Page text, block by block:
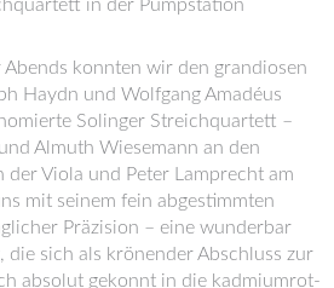
in der Pumpstation
Abends konnten wir den grandiosen
Haydn und Wolfgang Amadéus
Solinger Streichquartett –
Almuth Wiesemann an den
der Viola und Peter Lamprecht am
mit seinem fein abgestimmten
Präzision – eine wunderbar
die sich als krönender Abschluss zur
absolut gekonnt in die kadmiumrot-